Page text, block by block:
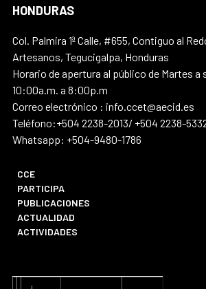
HONDURAS
Col. Palmira 1ª Calle, #655, Contiguo al
Artesanos, Tegucigalpa, Honduras
Horario de apertura al público de Martes a
10:00a.m. a 8:00p.m
Correo electrónico : info.ccet@aecid.es
Teléfono:+504 2238-2013/ +504 2238-
Whatsapp: +504-9480-1786
CCE
PARTICIPA
PUBLICACIONES
ACTUALIDAD
ACTIVIDADES